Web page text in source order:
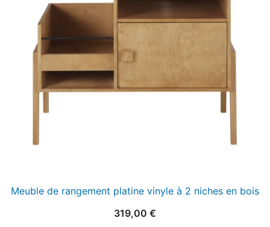
Meuble de rangement platine vinyle à 2 niches en bois
319,00 €